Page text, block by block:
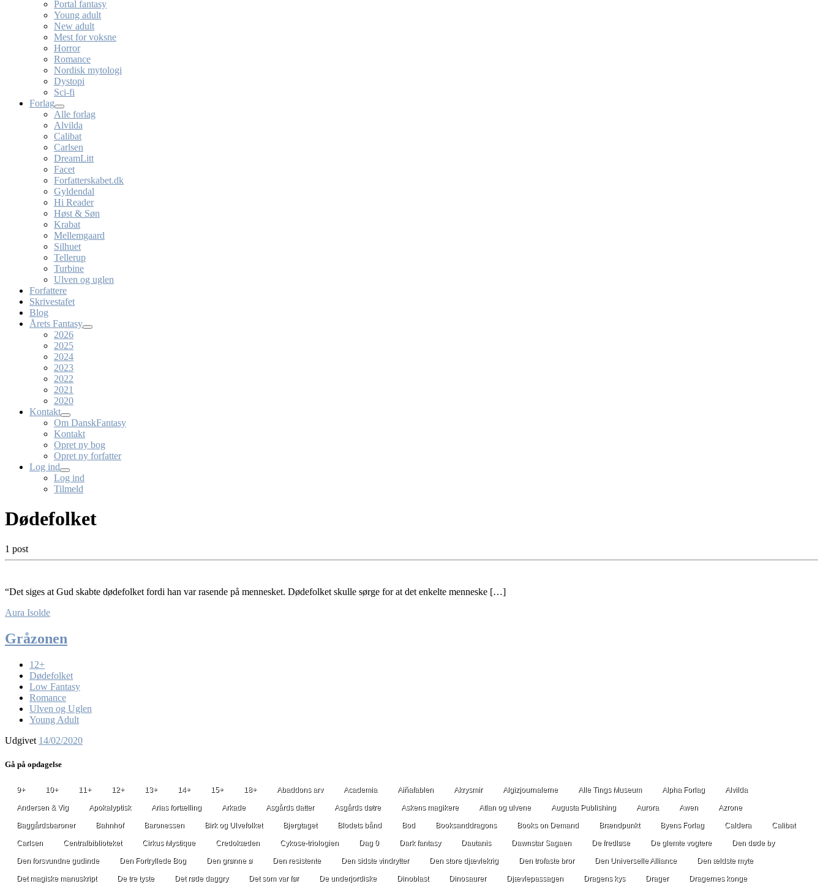
Portal fantasy
Young adult
New adult
Mest for voksne
Horror
Romance
Nordisk mytologi
Dystopi
Sci-fi
Forlag
Alle forlag
Alvilda
Calibat
Carlsen
DreamLitt
Facet
Forfatterskabet.dk
Gyldendal
Hi Reader
Høst & Søn
Krabat
Mellemgaard
Silhuet
Tellerup
Turbine
Ulven og uglen
Forfattere
Skrivestafet
Blog
Årets Fantasy
2026
2025
2024
2023
2022
2021
2020
Kontakt
Om DanskFantasy
Kontakt
Opret ny bog
Opret ny forfatter
Log ind
Log ind
Tilmeld
Dødefolket
1 post
“Det siges at Gud skabte dødefolket fordi han var rasende på mennesket. Dødefolket skulle sørge for at det enkelte menneske […]
Aura Isolde
Gråzonen
12+
Dødefolket
Low Fantasy
Romance
Ulven og Uglen
Young Adult
Udgivet 14/02/2020
Gå på opdagelse
9+ 10+ 11+ 12+ 13+ 14+ 15+ 18+ Abaddons arv Academia Aiñafablen Akrysmir Algizjournalerne Alle Tings Museum Alpha Forlag Alvilda
Andersen & Vig Apokalyptisk Arias fortælling Arkade Asgårds datter Asgårds døtre Askens magikere Atlan og ulvene Augusta Publishing Aurora Awen Azrone
Baggårdsbaroner Bahnhof Baronessen Birk og Ulvefolket Bjergtaget Blodets bånd Bod Booksanddragons Books on Demand Brændpunkt Byens Forlag Caldera Calibat
Carlsen Centralbiblioteket Cirkus Mystique Credokæden Cykose-triologien Dag 0 Dark fantasy Dautanis Dawnstar Sagaen De fredløse De glemte vogtere Den døde by
Den forsvundne gudinde Den Fortryllede Bog Den grønne ø Den resistente Den sidste vindrytter Den store djævlekrig Den trofaste bror Den Universelle Alliance Den ældste myte
Det magiske manuskript De tre tyste Det røde daggry Det som var før De underjordiske Dinoblast Dinosaurer Djævlepassagen Dragens kys Drager Dragernes konge